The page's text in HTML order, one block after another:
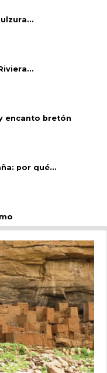
encanto bretón
por qué...